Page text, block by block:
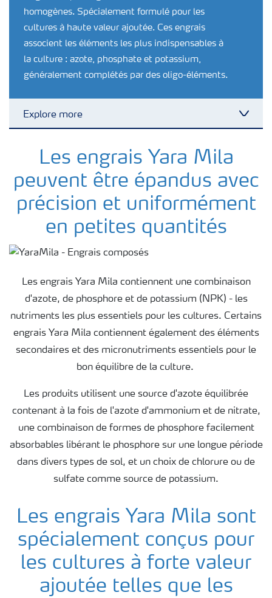
homogènes. Spécialement formulé pour les
cultures à haute valeur ajoutée. Ces engrais
associent les éléments les plus indispensables à
la culture : azote, phosphate et potassium,
généralement complétés par des oligo-éléments.
Explore more
Nutrition des cultures
Engrais
Outils et services
Yara Newsletters
Les engrais Yara Mila
peuvent être épandus avec
précision et uniformément
en petites quantités
Les engrais Yara Mila contiennent une combinaison
d'azote, de phosphore et de potassium (NPK) - les
nutriments les plus essentiels pour les cultures. Certains
engrais Yara Mila contiennent également des éléments
secondaires et des micronutriments essentiels pour le
bon équilibre de la culture.
Les produits utilisent une source d'azote équilibrée
contenant à la fois de l'azote d'ammonium et de nitrate,
une combinaison de formes de phosphore facilement
absorbables libérant le phosphore sur une longue période
dans divers types de sol, et un choix de chlorure ou de
sulfate comme source de potassium.
Les engrais Yara Mila sont
spécialement conçus pour
les cultures à forte valeur
ajoutée telles que les